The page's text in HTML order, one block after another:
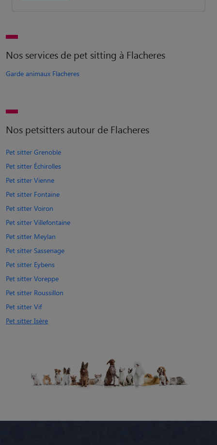
Nos services de pet sitting à Flacheres
Garde animaux Flacheres
Nos petsitters autour de Flacheres
Pet sitter Grenoble
Pet sitter Échirolles
Pet sitter Vienne
Pet sitter Fontaine
Pet sitter Voiron
Pet sitter Villefontaine
Pet sitter Meylan
Pet sitter Sassenage
Pet sitter Eybens
Pet sitter Voreppe
Pet sitter Roussillon
Pet sitter Vif
Pet sitter Isère